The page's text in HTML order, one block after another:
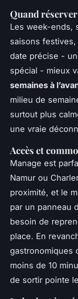
Quand
Les week-ends,
saisons festives,
date précise -
spécial - mieux
semaines à
milieu de
surtout plus
une vraie
Accès et
Manage est
Namur ou
proximité, et le
par un panneau
besoin de
place. En
gastronomiques
moins de 10
de sortir pointe